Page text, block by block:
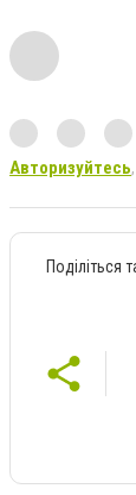
Авторизуйтесь
Поділіться